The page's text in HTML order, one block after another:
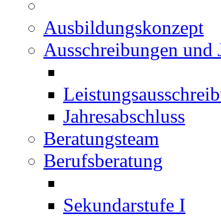
Ausbildungskonzept
Ausschreibungen und
Jahresabschluss
Beratungsteam
Berufsberatung
Sekundarstufe I